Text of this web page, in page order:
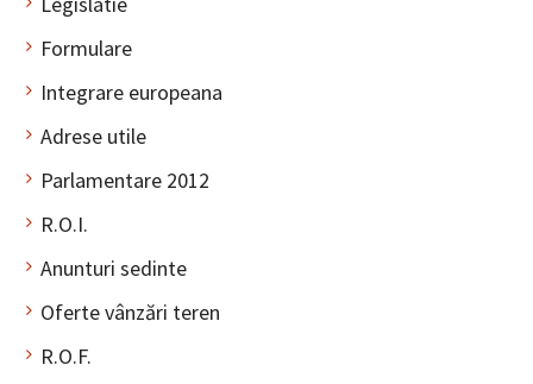
Formulare
Integrare europeana
Adrese utile
Parlamentare 2012
R.O.I.
Anunturi sedinte
Oferte vânzări teren
R.O.F.